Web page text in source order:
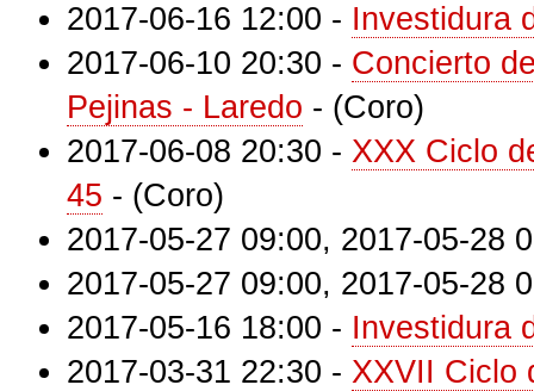
2017-06-16 12:00 - Investidura
2017-06-10 20:30 - Concierto
Pejinas - Laredo - (Coro)
2017-06-08 20:30 - XXX Ciclo
45 - (Coro)
2017-05-27 09:00, 2017-05-28
2017-05-27 09:00, 2017-05-28
2017-05-16 18:00 - Investidura
2017-03-31 22:30 - XXVII Ciclo